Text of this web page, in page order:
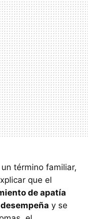
término familiar,
que el
de apatía
y se